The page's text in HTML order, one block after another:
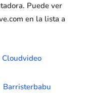
Puede ver
en la lista a
Cloudvideo
Barristerbabu